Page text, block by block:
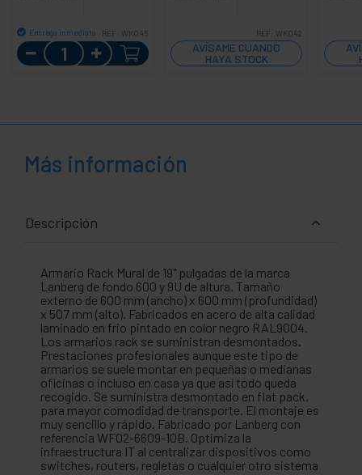
Entrega inmediata REF: WK045
Cantidad
REF: WK042
AVÍSAME CUANDO
HAYA STOCK
Más información
Descripción
Armario Rack Mural de 19" pulgadas de la marca
Lanberg de fondo 600 y 9U de altura. Tamaño
externo de 600 mm (ancho) x 600 mm (profundidad)
x 507 mm (alto). Fabricados en acero de alta calidad
laminado en frio pintado en color negro RAL9004.
Los armarios rack se suministran desmontados.
Prestaciones profesionales aunque este tipo de
armarios se suele montar en pequeñas o medianas
oficinas o incluso en casa ya que así todo queda
recogido. Se suministra desmontado en flat pack,
para mayor comodidad de transporte. El montaje es
muy sencillo y rápido. Fabricado por Lanberg con
referencia WF02-6609-10B. Optimiza la
infraestructura IT al centralizar dispositivos como
switches, routers, regletas o cualquier otro sistema